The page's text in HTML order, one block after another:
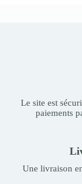
Le site est
paiements
Une livraison